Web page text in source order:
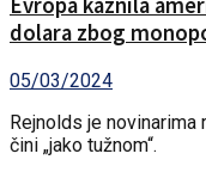
Evropa kaznila
dolara zbog
05/03/2024
Rejnolds je
čini „jako tužnom“.